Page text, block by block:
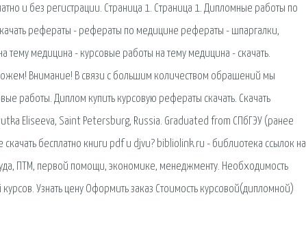
и без регистрации. Страница 1. Страница 1. Дипломные работы по
рефераты - рефераты по медицине рефераты - шпаргалки,
тему медицина - курсовые работы на тему медицина - скачать.
Внимание! В связи с большим количеством обрашений мы
работы. Диплом купить курсовую рефераты скачать. Скачать
Eliseeva, Saint Petersburg, Russia. Graduated from СПбГЭУ (ранее
бесплатно книги pdf и djvu? bibliolink.ru - библиотека ссылок на
ПТМ, первой помощи, экономике, менеджменту. Необходимость
Узнать цену Оформить заказ Стоимость курсовой(дипломной)